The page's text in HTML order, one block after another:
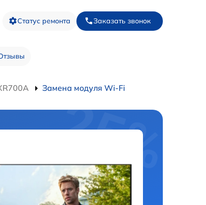
Статус ремонта Заказать звонок
Замена модуля Wi-Fi